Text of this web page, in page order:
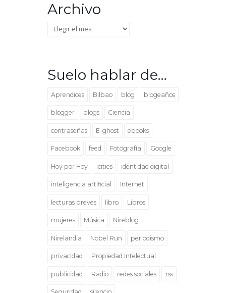
Archivo
Archivo
Suelo hablar de…
Aprendices Bilbao blog blogeaños
blogger blogs Ciencia
contraseñas E-ghost ebooks
Facebook feed Fotografía Google
Hoy por Hoy icities identidad digital
inteligencia artificial Internet
lecturas breves libro Libros
mujeres Música Nireblog
Nirelandia Nobel Run periodismo
privacidad Propiedad Intelectual
publicidad Radio redes sociales rss